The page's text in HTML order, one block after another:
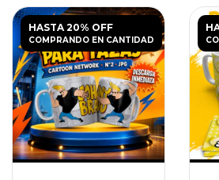
HASTA 20% OFF
COMPRANDO EN CANTIDAD